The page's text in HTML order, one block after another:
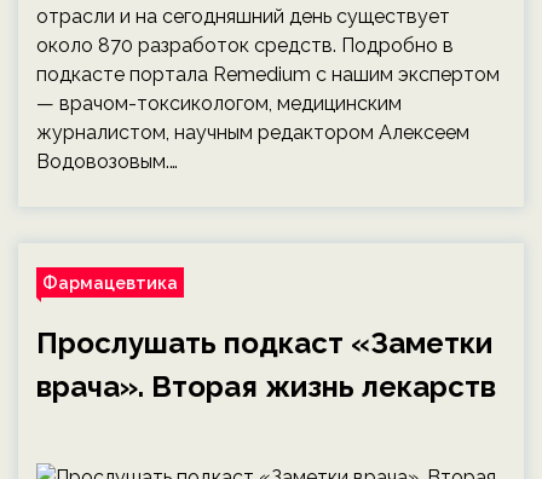
отрасли и на сегодняшний день существует
около 870 разработок средств. Подробно в
подкасте портала Remedium c нашим экспертом
— врачом-токсикологом, медицинским
журналистом, научным редактором Алексеем
Водовозовым.…
Фармацевтика
Прослушать подкаст «Заметки
врача». Вторая жизнь лекарств